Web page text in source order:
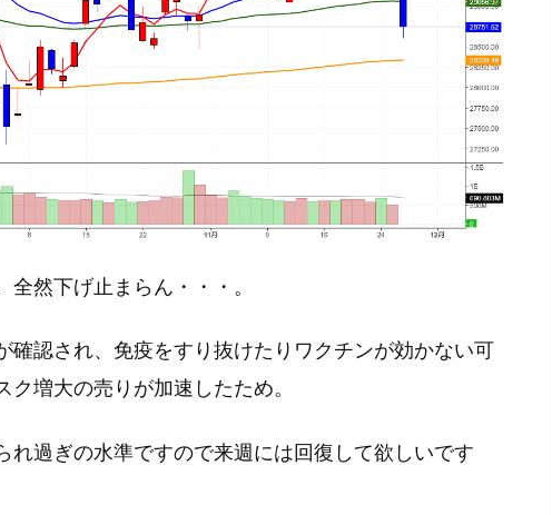
然下げ止まらん・・・。
確認され、免疫をすり抜けたりワクチンが効かない可
増大の売りが加速したため。
れ過ぎの水準ですので来週には回復して欲しいです